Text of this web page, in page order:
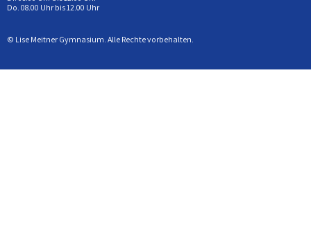
Do. 08.00 Uhr bis 12.00 Uhr
© Lise Meitner Gymnasium. Alle Rechte vorbehalten.